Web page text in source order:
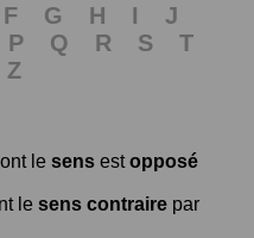
F G H I
J
P Q R S
T
Z
le sens estopposé
le sens contraire par